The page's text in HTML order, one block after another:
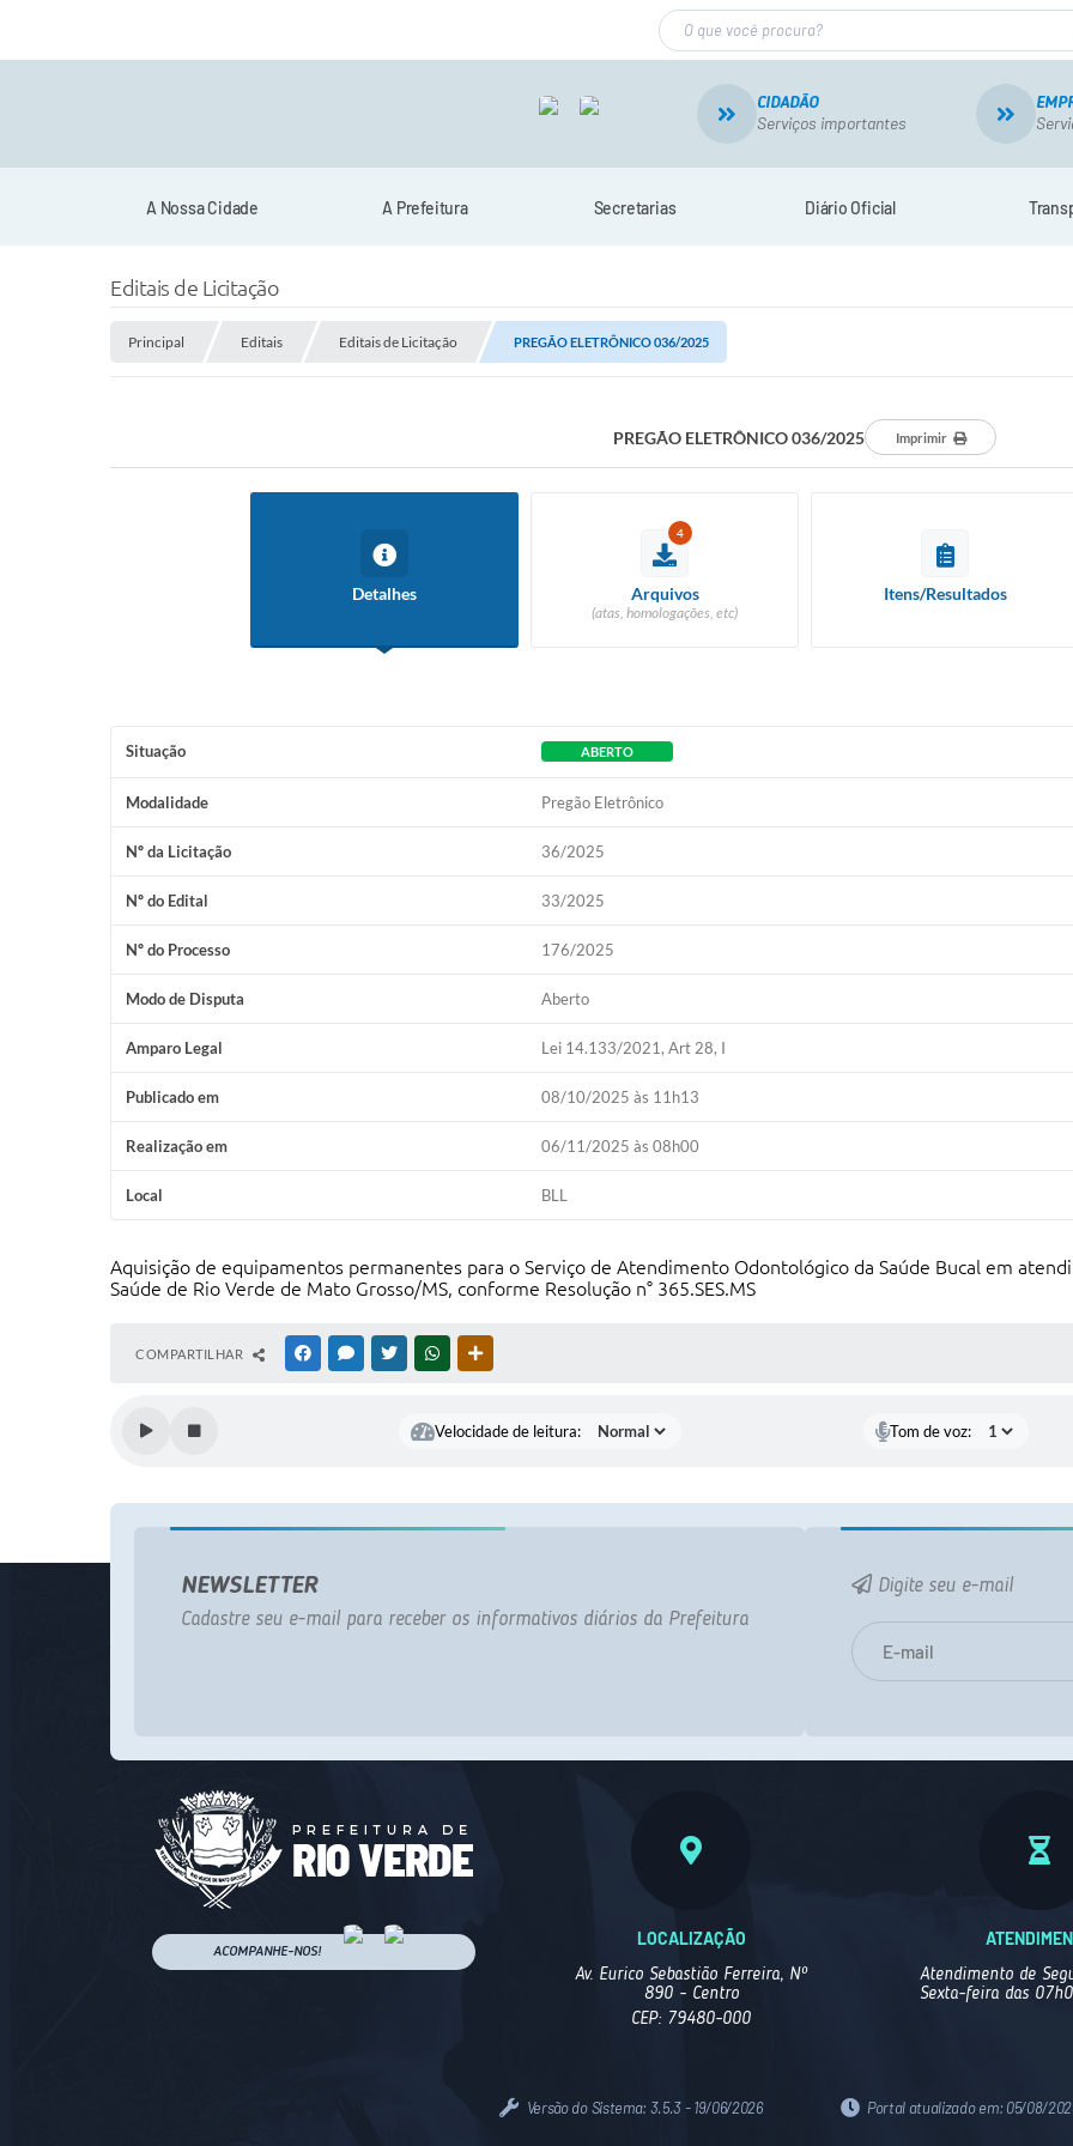
CIDADÃO
Serviços importantes
A Nossa Cidade A Prefeitura Secretarias Diário Oficial
Editais de Licitação
Principal Editais Editais de Licitação PREGÃO ELETRÔNICO 036/2025
PREGÃO ELETRÔNICO 036/2025 Imprimir
Detalhes
4
Arquivos
(atas, homologações, etc)
Itens/Resultados
Situação ABERTO
Modalidade Pregão Eletrônico
Nº da Licitação 36/2025
Nº do Edital 33/2025
Nº do Processo 176/2025
Modo de Disputa Aberto
Amparo Legal Lei 14.133/2021, Art 28, I
Publicado em 08/10/2025 às 11h13
Realização em 06/11/2025 às 08h00
Local BLL
Aquisição de equipamentos permanentes para o Serviço de Atendimento Odontológico da Saúde Bucal em
Saúde de Rio Verde de Mato Grosso/MS, conforme Resolução n° 365.SES.MS
COMPARTILHAR FACEBOOKMESSENGER
TWITTERWHATSAPP
Velocidade de leitura: Tom de voz:
NEWSLETTER
Cadastre seu e-mail para receber os informativos diários da Prefeitura
Digite seu e-mail
ACOMPANHE-NOS!
LOCALIZAÇÃO
Av. Eurico Sebastião Ferreira, Nº
890 - Centro
CEP: 79480-000
Atendimento de
Sexta-feira das
Versão do Sistema: 3.5.3 - 19/06/2026 Portal atualizado em: 05/08/